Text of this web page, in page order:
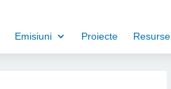
Emisiuni Proiecte Resurse